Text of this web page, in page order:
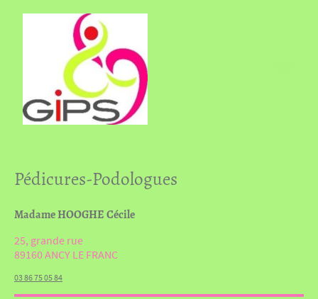
Pédicures-Podologues
Madame HOOGHE Cécile
25, grande rue
89160 ANCY LE FRANC
03 86 75 05 84